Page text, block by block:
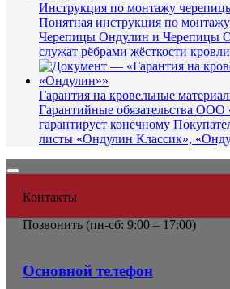
Инструкция по монтажу
Понятная инструкция по
Черепицы Ондулин и Черепицы
служат рёбрами жёсткости
важно использовать у...
Гарантия на кровельные
Гарантийные обязательства
гарантирует конечному
листы «Ондулин Классик»,
Контакты
Позвонить (пн-сб: 9:00 – 17:00)
Основной телефон